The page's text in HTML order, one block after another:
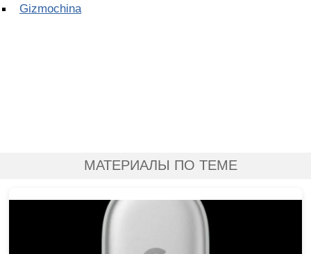
Gizmochina
МАТЕРИАЛЫ ПО ТЕМЕ